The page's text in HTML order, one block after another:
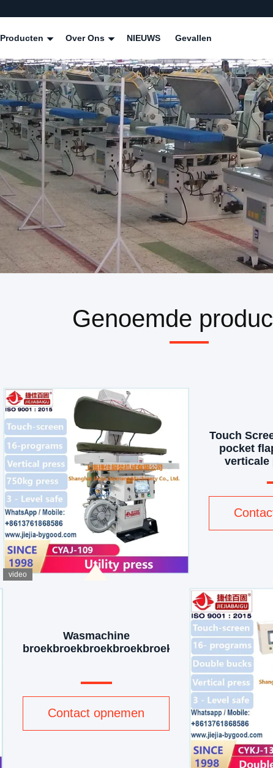
Producten Over Ons NIEUWS Gevallen
Genoemde
video
Wasmachine
Contact opnemen
Touch
pocket
verticale